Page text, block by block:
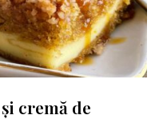
cremă de